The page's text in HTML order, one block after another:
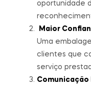
oportunidade
Maior
Uma
clientes que
serviço